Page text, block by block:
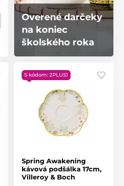
Overené darčeky
na koniec
školského roka
S kódom: 2PLUS1
Spring Awakening
kávová podšálka 17cm,
Villeroy & Boch